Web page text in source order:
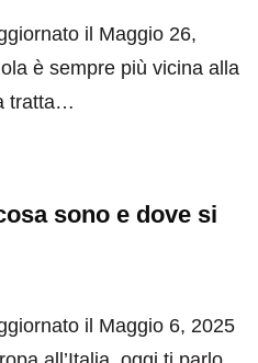
il Maggio 26,
è sempre più vicina alla
tratta…
sono e dove si
il Maggio 6, 2025